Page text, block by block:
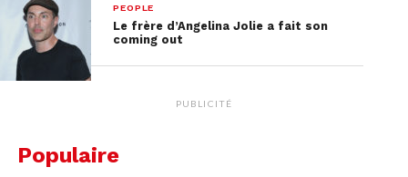
PEOPLE
Le frère d’Angelina Jolie a fait son
coming out
PUBLICITÉ
Populaire